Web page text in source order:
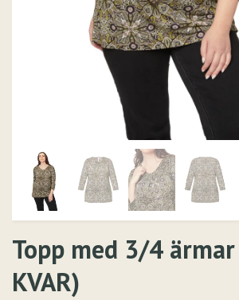
Topp med 3/4 ärmar
KVAR)